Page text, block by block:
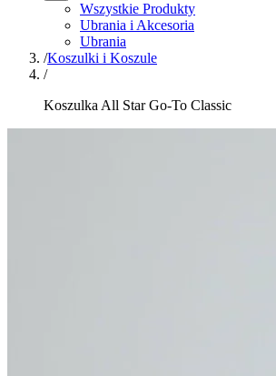
Wszystkie Produkty
Ubrania i Akcesoria
Ubrania
/Koszulki i Koszule
/
Koszulka All Star Go-To Classic